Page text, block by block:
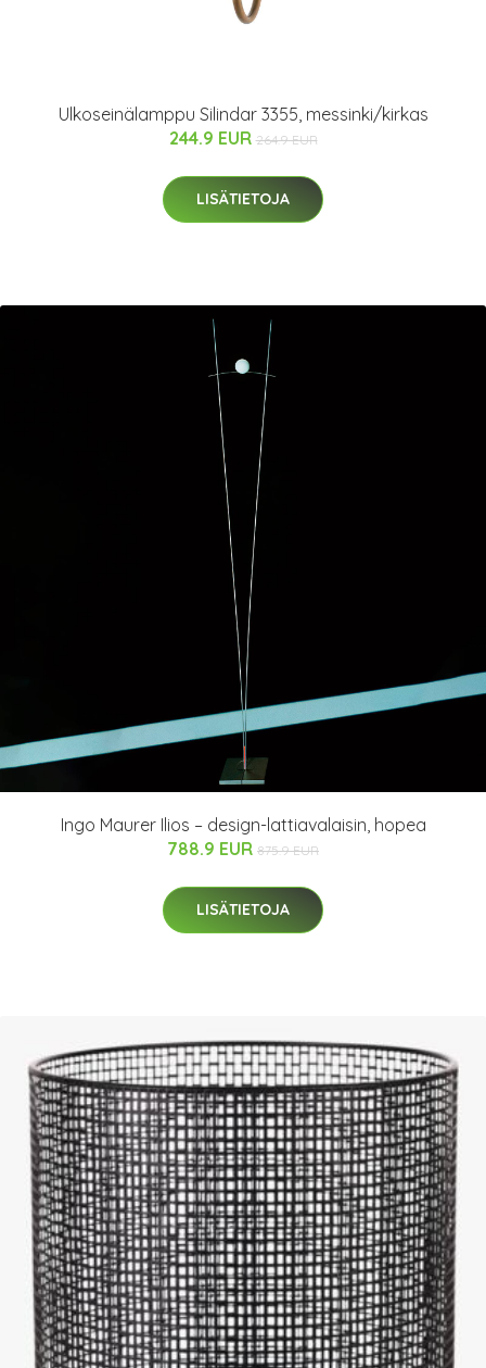
Ulkoseinälamppu Silindar 3355, messinki/kirkas
244.9 EUR 264.9 EUR
LISÄTIETOJA
Ingo Maurer Ilios – design-lattiavalaisin, hopea
788.9 EUR 875.9 EUR
LISÄTIETOJA